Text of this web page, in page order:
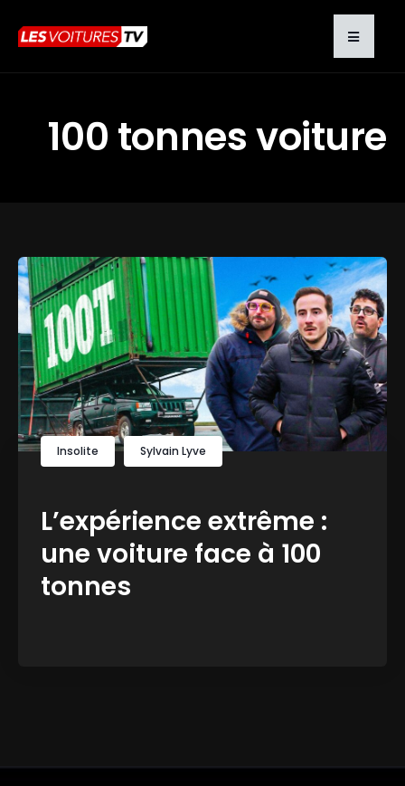
100 tonnes voiture
Insolite Sylvain Lyve
L’expérience extrême :
une voiture face à 100
tonnes